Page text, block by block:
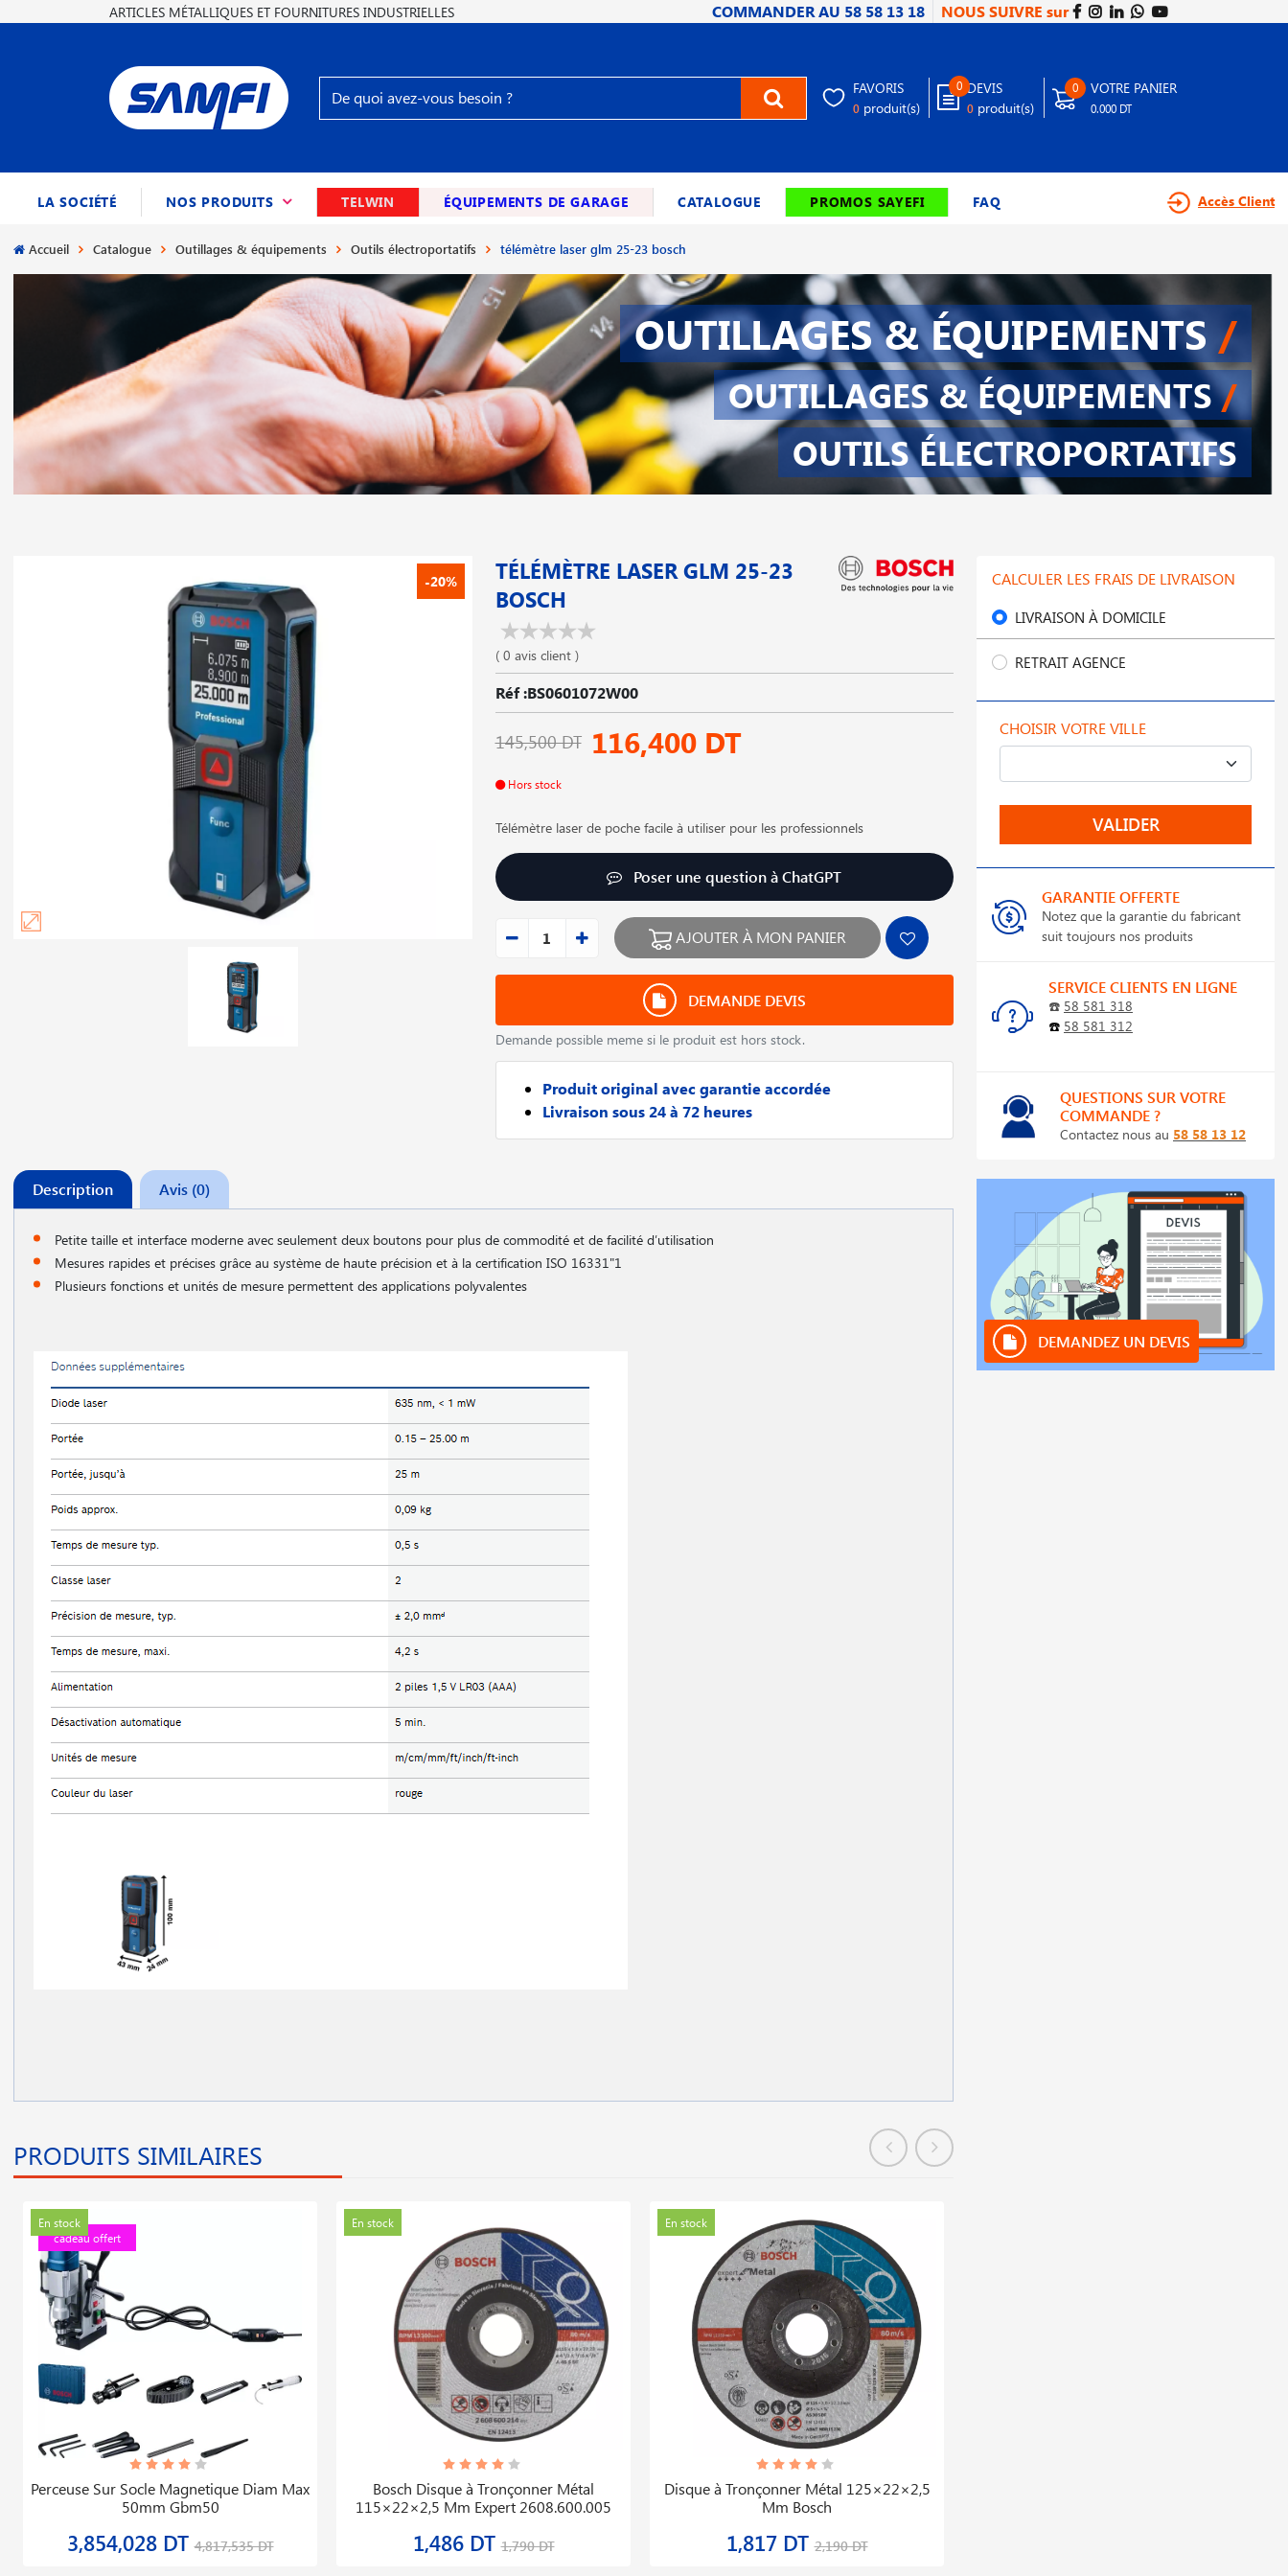
ARTICLES MÉTALLIQUES ET FOURNITURES INDUSTRIELLES COMMANDER AU 58 58 13 18 NOUS SUIVRE sur
FAVORIS
0 produit(s)
0 DEVIS
0 produit(s)
0 VOTRE PANIER
0.000 DT
LA SOCIÉTÉ NOS PRODUITS (CURRENT)TELWIN ÉQUIPEMENTS DE GARAGE CATALOGUE PROMOS SAYEFI FAQ Accès Client
Accueil Catalogue Outillages & équipements Outils électroportatifs télémètre laser glm 25-23 bosch
OUTILLAGES & ÉQUIPEMENTS /
OUTILLAGES & ÉQUIPEMENTS/
OUTILS ÉLECTROPORTATIFS
-20%
TÉLÉMÈTRE LASER GLM 25-23
BOSCH
( 0 avis client )
Réf :BS0601072W00
145,500 DT 116,400 DT
Hors stock
Télémètre laser de poche facile à utiliser pour les professionnels
Poser une question à ChatGPT
AJOUTER À MON PANIER
DEMANDE DEVIS
Demande possible meme si le produit est hors stock.
Produit original avec garantie accordée
Livraison sous 24 à 72 heures
Description Avis (0)
Petite taille et interface moderne avec seulement deux boutons pour plus de commodité et de facilité d′utilisation
Mesures rapides et précises grâce au système de haute précision et à la certification ISO 16331"1
Plusieurs fonctions et unités de mesure permettent des applications polyvalentes
PRODUITS SIMILAIRES
En stock
cadeau offert
Perceuse Sur Socle Magnetique Diam Max
50mm Gbm50
3,854,028 DT4,817,535 DT
En stock
Bosch Disque à Tronçonner Métal
115×22×2,5 Mm Expert 2608.600.005
1,486 DT1,790 DT
En stock
Disque à Tronçonner Métal 125×22×2,5
Mm Bosch
1,817 DT2,190 DT
CALCULER LES FRAIS DE LIVRAISON
LIVRAISON À DOMICILE
RETRAIT AGENCE
CHOISIR VOTRE VILLE
VALIDER
GARANTIE OFFERTE
Notez que la garantie du fabricant
suit toujours nos produits
SERVICE CLIENTS EN LIGNE
☎️ 58 581 318
☎️ 58 581 312
QUESTIONS SUR VOTRE
COMMANDE ?
Contactez nous au 58 58 13 12
DEMANDEZ UN DEVIS